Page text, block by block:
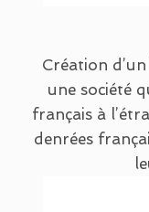
Création
une société
français à
denrées